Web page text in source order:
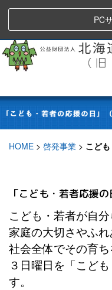
PC
HOME > 啓発事業 > こど
「こども・若者応援
こども・若者が自
家庭の大切さやふ
社会全体でその育
３日曜日を「こど
す。